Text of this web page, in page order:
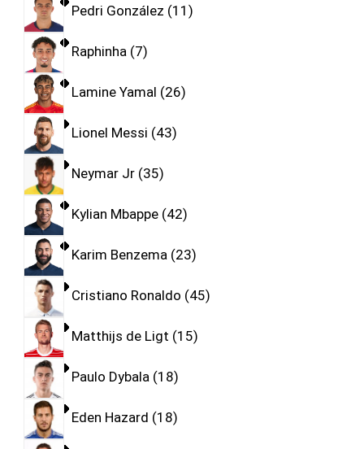
Pedri González 11
Raphinha 7
Lamine Yamal 26
Lionel Messi 43
Neymar Jr 35
Kylian Mbappe 42
Karim Benzema 23
Cristiano Ronaldo 45
Matthijs de Ligt 15
Paulo Dybala 18
Eden Hazard 18